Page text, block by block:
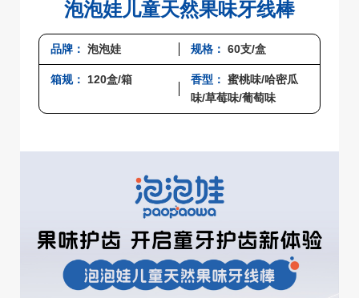
泡泡娃儿童天然果味牙线棒
品牌： 泡泡娃 规格： 60支/盒
箱规： 120盒/箱 香型： 蜜桃味/哈密瓜
味/草莓味/葡萄味